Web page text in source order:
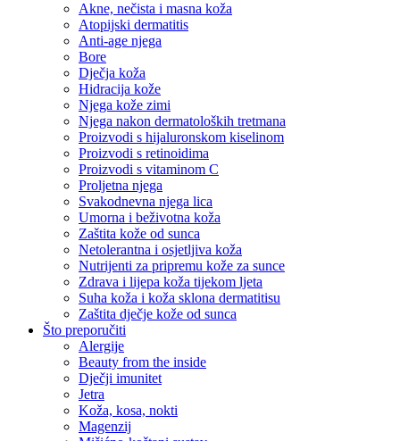
Akne, nečista i masna koža
Atopijski dermatitis
Anti-age njega
Bore
Dječja koža
Hidracija kože
Njega kože zimi
Njega nakon dermatoloških tretmana
Proizvodi s hijaluronskom kiselinom
Proizvodi s retinoidima
Proizvodi s vitaminom C
Proljetna njega
Svakodnevna njega lica
Umorna i beživotna koža
Zaštita kože od sunca
Netolerantna i osjetljiva koža
Nutrijenti za pripremu kože za sunce
Zdrava i lijepa koža tijekom ljeta
Suha koža i koža sklona dermatitisu
Zaštita dječje kože od sunca
Što preporučiti
Alergije
Beauty from the inside
Dječji imunitet
Jetra
Koža, kosa, nokti
Magenzij